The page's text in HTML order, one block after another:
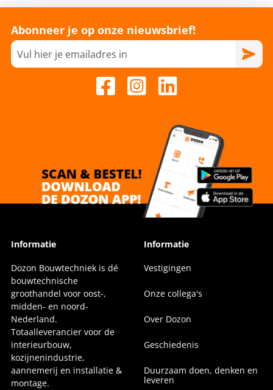
Abonneer je op onze nieuwsbrief!
Informatie
Dozon Bouwtechniek is dé
bouwtechnische
groothandel voor oost-,
midden- en noord-
Nederland.
Totaalleverancier voor de
interieurbouw,
kozijnenindustrie,
aannemerij en installatie &
montage.
Informatie
Vestigingen
Onze collega's
Over Dozon
Geschiedenis
Duurzaam doen, denken en
leveren